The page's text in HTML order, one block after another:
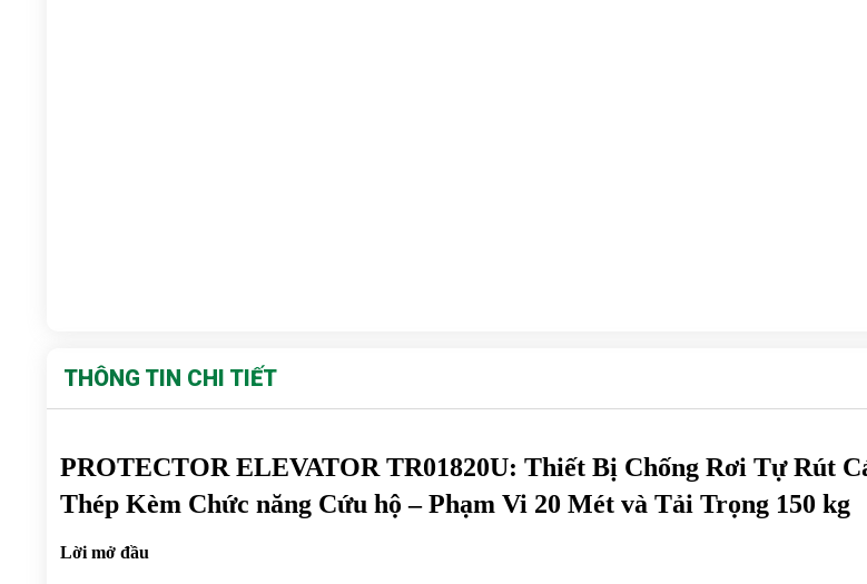
THÔNG TIN CHI TIẾT
PROTECTOR ELEVATOR TR01820U: Thiết Bị Chống Rơi Tự Rút
Thép Kèm Chức năng Cứu hộ – Phạm Vi 20 Mét và Tải Trọng 150 kg
Lời mở đầu